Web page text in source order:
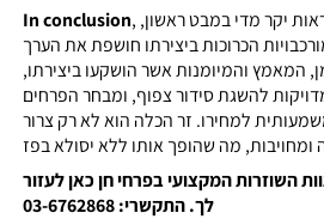
In conclusion, בעוד שזר לכלה עשוי להיראות יקר מדי במבט ראשון,
הכרוכות ביצירתו חושפת את הערך
המאמץ והמיומנות אשר הושקעו ביצירתו,
להשגת סידור צפוף, ומבחר הפרחים
למחירו. זר הכלה הוא לא רק צרור
השוזרות המקצועי בפרחי חן כאן לעזור
לך. התקשרי: 03-6762868